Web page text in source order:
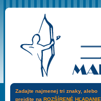
Zadajte najmenej tri znaky, alebo
prejdite na ROZŠÍRENÉ HĽADANIE